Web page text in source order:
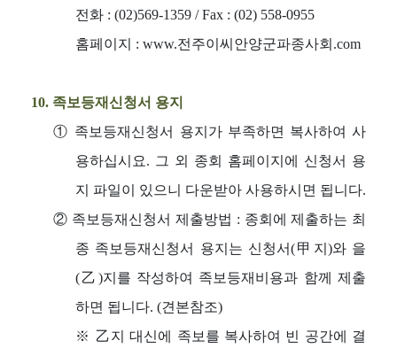
전화 : (02)569-1359 / Fax : (02) 558-0955
홈페이지 : www.전주이씨안양군파종사회.com
10. 족보등재신청서 용지
① 족보등재신청서 용지가 부족하면 복사하여 사
용하십시요. 그 외 종회 홈페이지에 신청서 용
지 파일이 있으니 다운받아 사용하시면 됩니다.
② 족보등재신청서 제출방법 : 종회에 제출하는 최
종 족보등재신청서 용지는 신청서(甲지)와 을
(乙)지를 작성하여 족보등재비용과 함께 제출
하면 됩니다. (견본참조)
※ 乙지 대신에 족보를 복사하여 빈 공간에 결